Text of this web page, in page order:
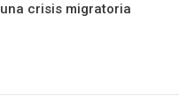
una crisis migratoria